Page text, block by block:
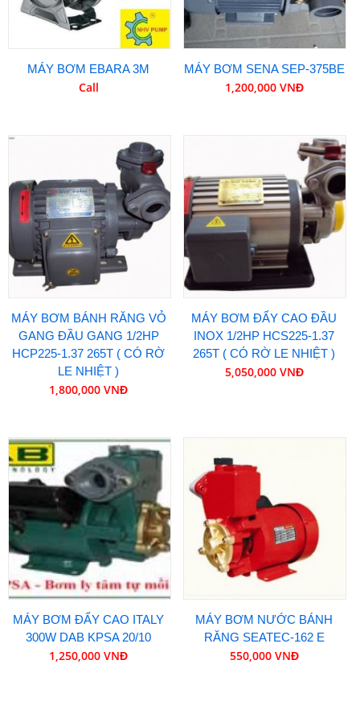
MÁY BƠM EBARA 3M
Call
MÁY BƠM SENA SEP-375BE
1,200,000 VNĐ
MÁY BƠM BÁNH RĂNG VỎ
GANG ĐẦU GANG 1/2HP
HCP225-1.37 265T ( CÓ RỜ
LE NHIỆT )
1,800,000 VNĐ
MÁY BƠM ĐẨY CAO ĐẦU
INOX 1/2HP HCS225-1.37
265T ( CÓ RỜ LE NHIỆT )
5,050,000 VNĐ
MÁY BƠM ĐẨY CAO ITALY
300W DAB KPSA 20/10
1,250,000 VNĐ
MÁY BƠM NƯỚC BÁNH
RĂNG SEATEC-162 E
550,000 VNĐ